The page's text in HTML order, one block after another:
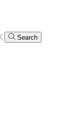
Search